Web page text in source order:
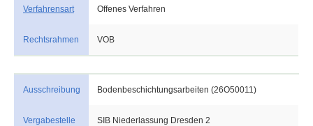
Verfahrensart Offenes Verfahren
Rechtsrahmen VOB
Ausschreibung Bodenbeschichtungsarbeiten (26O50011)
Vergabestelle SIB Niederlassung Dresden 2